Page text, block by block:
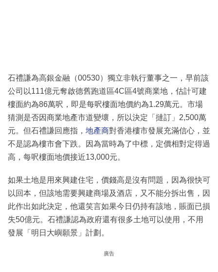
石禮謙為高銀金融（00530）獨立非執行董事之一，早前該
公司以111億元奪啟德舊跑道區4C區4號商業地，估計可建
樓面約為86萬呎，即是每呎樓面地價約為1.29萬元。市場
猜測是否因商業地產市道變壞，所以決定「撻訂」2,500萬
元。但石禮謙回應指， 地產商對香港樓市發展充滿信心，並
不是認為樓市會下跌。因為當時為了中標，定價相對定得過
高，每呎樓面地價接近13,000元。
如果土地是用來興建住宅，價錢高是沒有問題，因為很快可
以回本，但該地需要興建商場及酒店，又不能分拆出售，因
此作出如此決定，他還笑言如果今日仍持有該地，賬面已損
失50億元。石禮謙認為政府還有很多土地可以使用，不用
發展「明日大嶼願景」計劃。
廣告